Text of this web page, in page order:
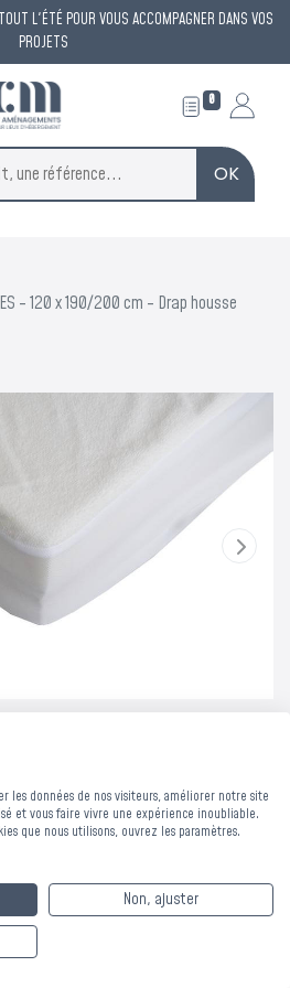
L'ÉTÉ POUR VOUS ACCOMPAGNER DANS VOS
PROJETS
0
OK
- 120 x 190/200 cm - Drap housse
PES - 120
cm - Drap
les données de nos visiteurs, améliorer notre site
et vous faire vivre une expérience inoubliable.
que nous utilisons, ouvrez les paramètres.
Non, ajuster